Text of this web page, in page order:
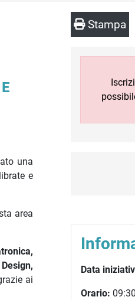
una
e
area
ai
Stampa
Data
Orario: